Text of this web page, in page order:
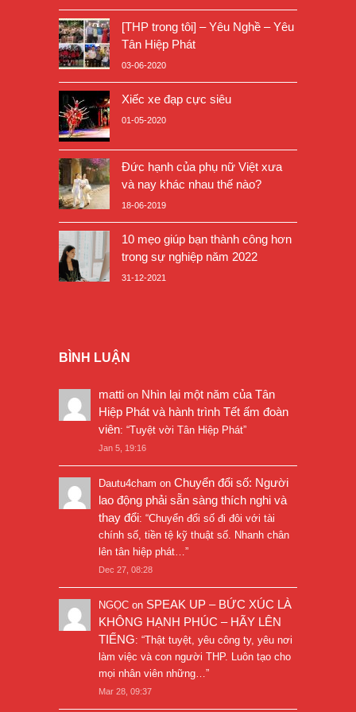
[THP trong tôi] – Yêu Nghề – Yêu
Tân Hiệp Phát
03-06-2020
Xiếc xe đạp cực siêu
01-05-2020
Đức hạnh của phụ nữ Việt xưa
và nay khác nhau thế nào?
18-06-2019
10 mẹo giúp bạn thành công hơn
trong sự nghiệp năm 2022
31-12-2021
BÌNH LUẬN
matti on Nhìn lại một năm của Tân
Hiệp Phát và hành trình Tết ấm đoàn
viên: “Tuyệt vời Tân Hiệp Phát”
Jan 5, 19:16
Dautu4cham on Chuyển đổi số: Người
lao động phải sẵn sàng thích nghi và
thay đổi: “Chuyển đổi số đi đôi với tài
chính số, tiền tệ kỹ thuật số. Nhanh chân
lên tân hiệp phát… ”
Dec 27, 08:28
NGỌC on SPEAK UP – BỨC XÚC LÀ
KHÔNG HẠNH PHÚC – HÃY LÊN
TIẾNG: “Thật tuyệt, yêu công ty, yêu nơi
làm việc và con người THP. Luôn tạo cho
mọi nhân viên những… ”
Mar 28, 09:37